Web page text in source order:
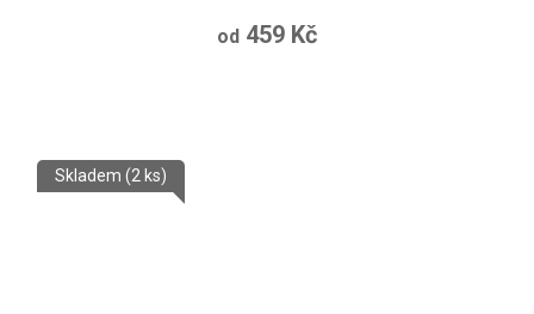
od 459 Kč
Skladem (2 ks)